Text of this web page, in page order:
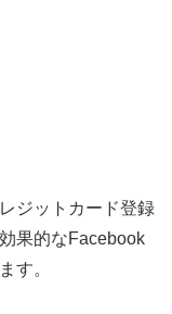
ジットカード登録
果的なFacebook
す。